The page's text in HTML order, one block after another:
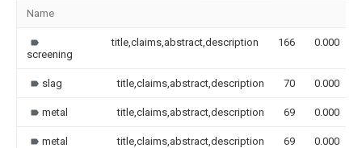
Name
screening
title,claims,abstract,description 166 0.000
slag title,claims,abstract,description 70 0.000
metal title,claims,abstract,description 69 0.000
metal title,claims,abstract,description 69 0.000